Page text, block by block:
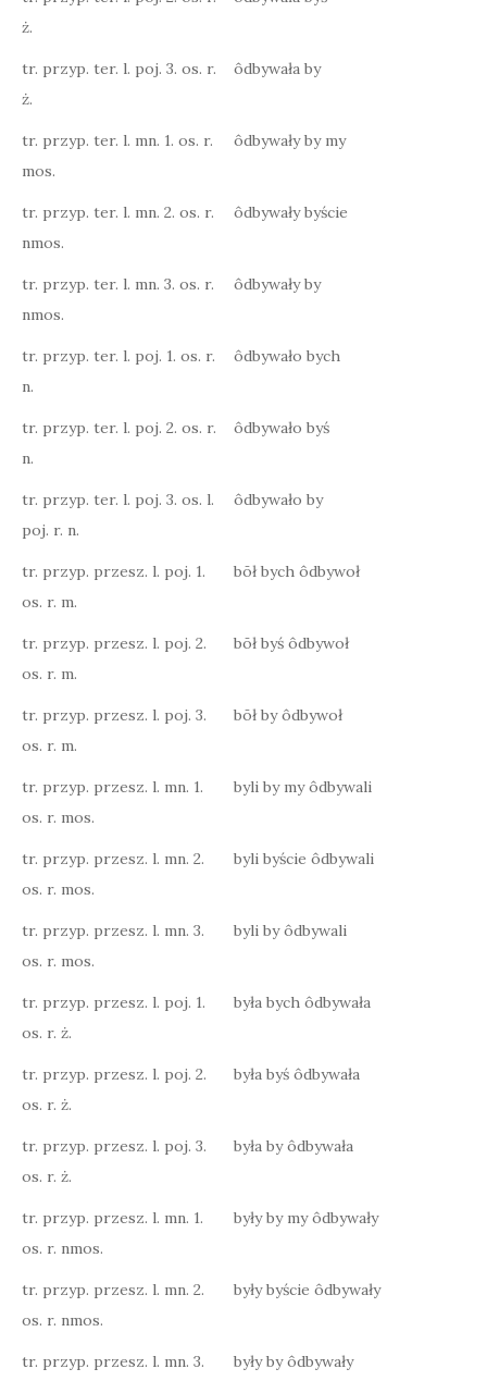
ż.
tr. przyp. ter. l. poj. 3. os. r.
ż.
ôdbywała by
tr. przyp. ter. l. mn. 1. os. r.
mos.
ôdbywały by my
tr. przyp. ter. l. mn. 2. os. r.
nmos.
ôdbywały byście
tr. przyp. ter. l. mn. 3. os. r.
nmos.
ôdbywały by
tr. przyp. ter. l. poj. 1. os. r.
n.
ôdbywało bych
tr. przyp. ter. l. poj. 2. os. r.
n.
ôdbywało byś
tr. przyp. ter. l. poj. 3. os. l.
poj. r. n.
ôdbywało by
tr. przyp. przesz. l. poj. 1.
os. r. m.
bōł bych ôdbywoł
tr. przyp. przesz. l. poj. 2.
os. r. m.
bōł byś ôdbywoł
tr. przyp. przesz. l. poj. 3.
os. r. m.
bōł by ôdbywoł
tr. przyp. przesz. l. mn. 1.
os. r. mos.
byli by my ôdbywali
tr. przyp. przesz. l. mn. 2.
os. r. mos.
byli byście ôdbywali
tr. przyp. przesz. l. mn. 3.
os. r. mos.
byli by ôdbywali
tr. przyp. przesz. l. poj. 1.
os. r. ż.
była bych ôdbywała
tr. przyp. przesz. l. poj. 2.
os. r. ż.
była byś ôdbywała
tr. przyp. przesz. l. poj. 3.
os. r. ż.
była by ôdbywała
tr. przyp. przesz. l. mn. 1.
os. r. nmos.
były by my ôdbywały
tr. przyp. przesz. l. mn. 2.
os. r. nmos.
były byście ôdbywały
tr. przyp. przesz. l. mn. 3.
były by ôdbywały